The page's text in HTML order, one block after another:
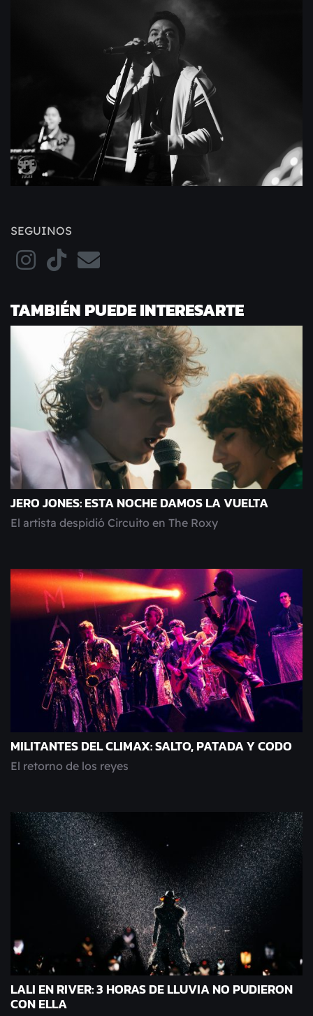
SEGUINOS
TAMBIÉN PUEDE INTERESARTE
JERO JONES: ESTA NOCHE DAMOS LA VUELTA
El artista despidió Circuito en The Roxy
MILITANTES DEL CLIMAX: SALTO, PATADA Y CODO
El retorno de los reyes
LALI EN RIVER: 3 HORAS DE LLUVIA NO PUDIERON
CON ELLA